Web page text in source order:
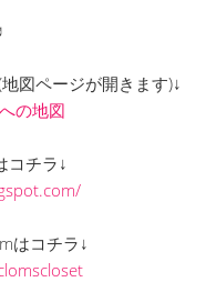
図ページが開きます)↓
の地図
コチラ↓
はコチラ↓